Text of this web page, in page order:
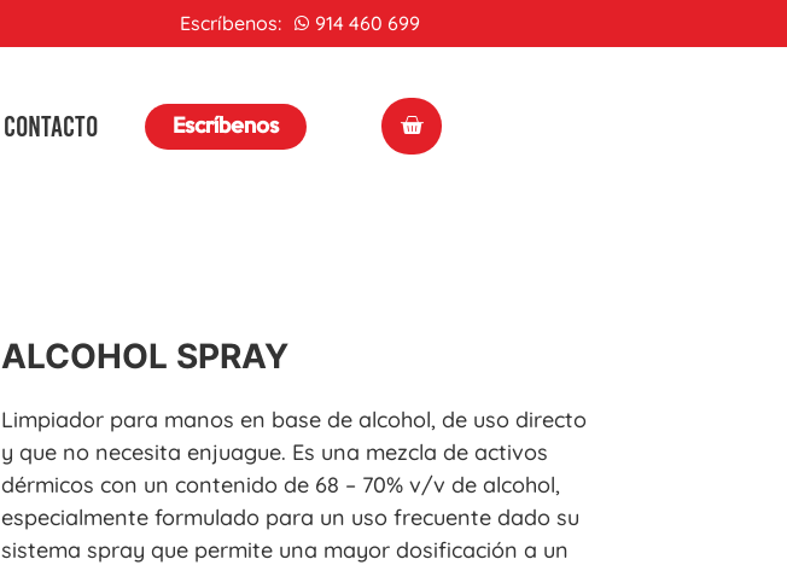
Escríbenos: 914 460 699
CONTACTO Escríbenos
ALCOHOL SPRAY
Limpiador para manos en base de alcohol, de uso directo
y que no necesita enjuague. Es una mezcla de activos
dérmicos con un contenido de 68 – 70% v/v de alcohol,
especialmente formulado para un uso frecuente dado su
sistema spray que permite una mayor dosificación a un